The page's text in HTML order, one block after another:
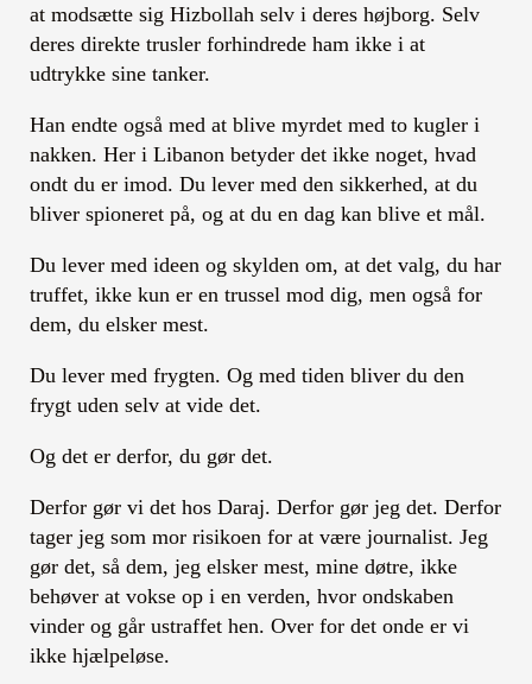
at modsætte sig Hizbollah selv i deres højborg. Selv
deres direkte trusler forhindrede ham ikke i at
udtrykke sine tanker.
Han endte også med at blive myrdet med to kugler i
nakken. Her i Libanon betyder det ikke noget, hvad
ondt du er imod. Du lever med den sikkerhed, at du
bliver spioneret på, og at du en dag kan blive et mål.
Du lever med ideen og skylden om, at det valg, du har
truffet, ikke kun er en trussel mod dig, men også for
dem, du elsker mest.
Du lever med frygten. Og med tiden bliver du den
frygt uden selv at vide det.
Og det er derfor, du gør det.
Derfor gør vi det hos Daraj. Derfor gør jeg det. Derfor
tager jeg som mor risikoen for at være journalist. Jeg
gør det, så dem, jeg elsker mest, mine døtre, ikke
behøver at vokse op i en verden, hvor ondskaben
vinder og går ustraffet hen. Over for det onde er vi
ikke hjælpeløse.